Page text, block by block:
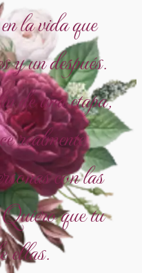
la vida que
y un después.
de una etapa,
realmente
con las
que tu
ellas.